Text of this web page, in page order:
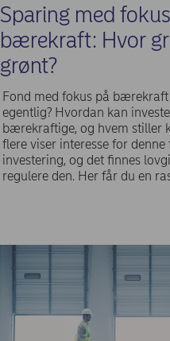
Sparing med
bærekraft: Hvor
grønt?
Fond med fokus på
egentlig? Hvordan kan
bærekraftige, og hvem stiller
flere viser interesse for
investering, og det finnes
regulere den. Her får du en